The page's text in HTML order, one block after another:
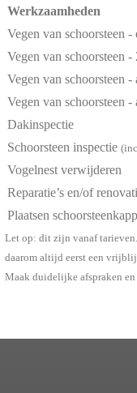
Werkzaamheden
Vegen van schoorsteen -
Vegen van schoorsteen -
Vegen van schoorsteen
Vegen van schoorsteen -
Dakinspectie
Schoorsteen inspectie
Vogelnest verwijderen
Reparatie’s en/of
Plaatsen
Let op: dit zijn vanaf
daarom altijd eerst een
Maak duidelijke afspraken